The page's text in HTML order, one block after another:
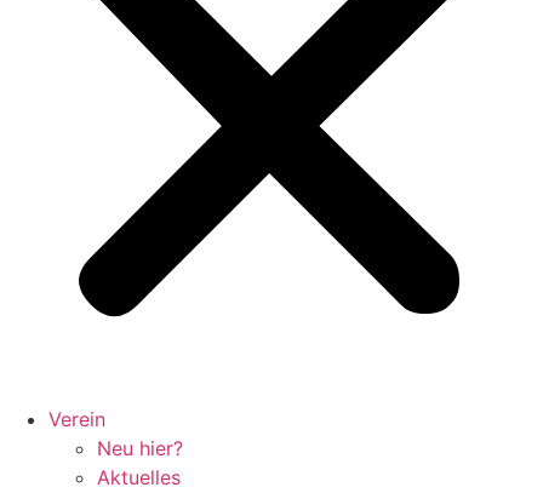
Verein
Neu hier?
Aktuelles